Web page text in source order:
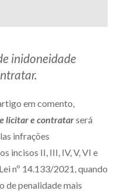
inidoneidade
em comento,
licitar e contratarserá
infrações
incisos II, III, IV, V, VI e
nº 14.133/2021, quando
de penalidade mais